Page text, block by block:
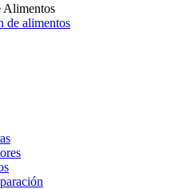
Alimentos
de alimentos